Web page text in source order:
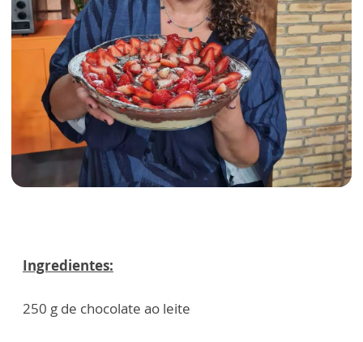
Ingredientes:
250 g de chocolate ao leite